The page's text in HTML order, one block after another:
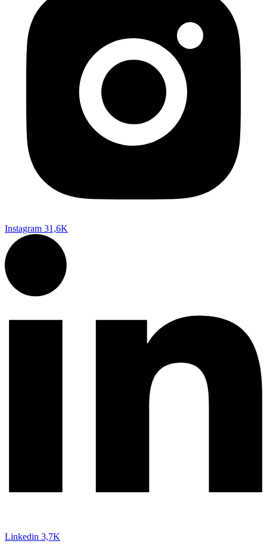
Instagram 31,6K
Linkedin 3,7K